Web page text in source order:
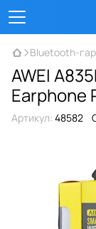
Bluetooth-
AWEI
Earphone
Артикул: 48582